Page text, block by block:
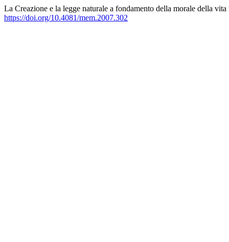
La Creazione e la legge naturale a fondamento della morale della
https://doi.org/10.4081/mem.2007.302